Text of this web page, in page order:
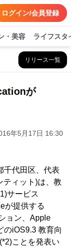
ログイン/会員登録
・美容 ライフスタ
リリース一覧
が
年5月17日 16:30
千代田区、代表
ティット)は、教
サービス
が提供する
ョン、Apple
のiOS9.3 教育向
ことを発表い